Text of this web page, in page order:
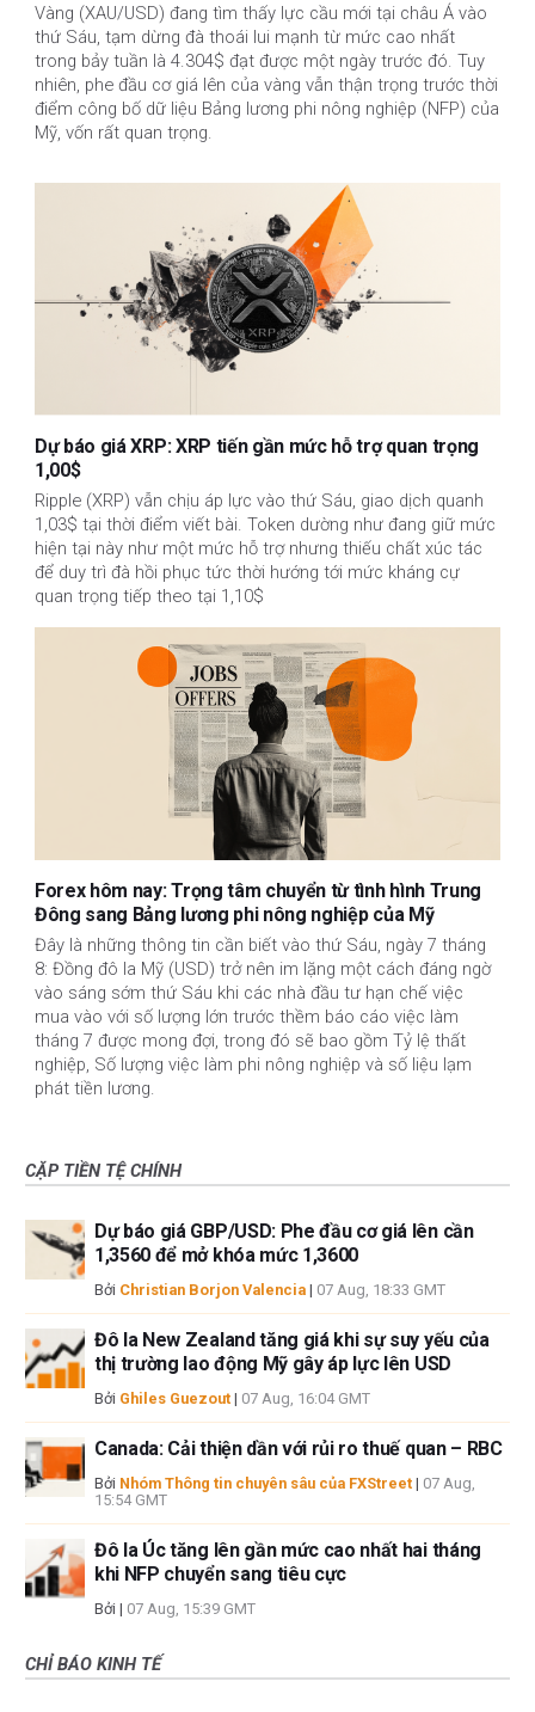
Vàng (XAU/USD) đang tìm thấy lực cầu mới tại châu Á vào
thứ Sáu, tạm dừng đà thoái lui mạnh từ mức cao nhất
trong bảy tuần là 4.304$ đạt được một ngày trước đó. Tuy
nhiên, phe đầu cơ giá lên của vàng vẫn thận trọng trước thời
điểm công bố dữ liệu Bảng lương phi nông nghiệp (NFP) của
Mỹ, vốn rất quan trọng.
Dự báo giá XRP: XRP tiến gần mức hỗ trợ quan trọng
1,00$
Ripple (XRP) vẫn chịu áp lực vào thứ Sáu, giao dịch quanh
1,03$ tại thời điểm viết bài. Token dường như đang giữ mức
hiện tại này như một mức hỗ trợ nhưng thiếu chất xúc tác
để duy trì đà hồi phục tức thời hướng tới mức kháng cự
quan trọng tiếp theo tại 1,10$
Forex hôm nay: Trọng tâm chuyển từ tình hình Trung
Đông sang Bảng lương phi nông nghiệp của Mỹ
Đây là những thông tin cần biết vào thứ Sáu, ngày 7 tháng
8: Đồng đô la Mỹ (USD) trở nên im lặng một cách đáng ngờ
vào sáng sớm thứ Sáu khi các nhà đầu tư hạn chế việc
mua vào với số lượng lớn trước thềm báo cáo việc làm
tháng 7 được mong đợi, trong đó sẽ bao gồm Tỷ lệ thất
nghiệp, Số lượng việc làm phi nông nghiệp và số liệu lạm
phát tiền lương.
CẶP TIỀN TỆ CHÍNH
Dự báo giá GBP/USD: Phe đầu cơ giá lên cần
1,3560 để mở khóa mức 1,3600
Bởi Christian Borjon Valencia | 07 Aug, 18:33 GMT
Đô la New Zealand tăng giá khi sự suy yếu của
thị trường lao động Mỹ gây áp lực lên USD
Bởi Ghiles Guezout | 07 Aug, 16:04 GMT
Canada: Cải thiện dần với rủi ro thuế quan – RBC
Bởi Nhóm Thông tin chuyên sâu của FXStreet | 07 Aug,
15:54 GMT
Đô la Úc tăng lên gần mức cao nhất hai tháng
khi NFP chuyển sang tiêu cực
Bởi | 07 Aug, 15:39 GMT
CHỈ BÁO KINH TẾ